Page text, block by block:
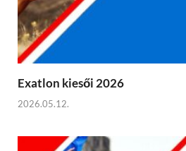
Exatlon kiesői 2026
2026.05.12.